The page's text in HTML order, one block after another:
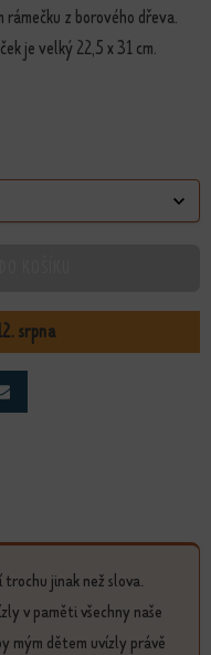
z borového dřeva.
je velký 22,5 x 31 cm.
srpna
trochu jinak než slova.
v paměti všechny naše
mým dětem uvízly právě